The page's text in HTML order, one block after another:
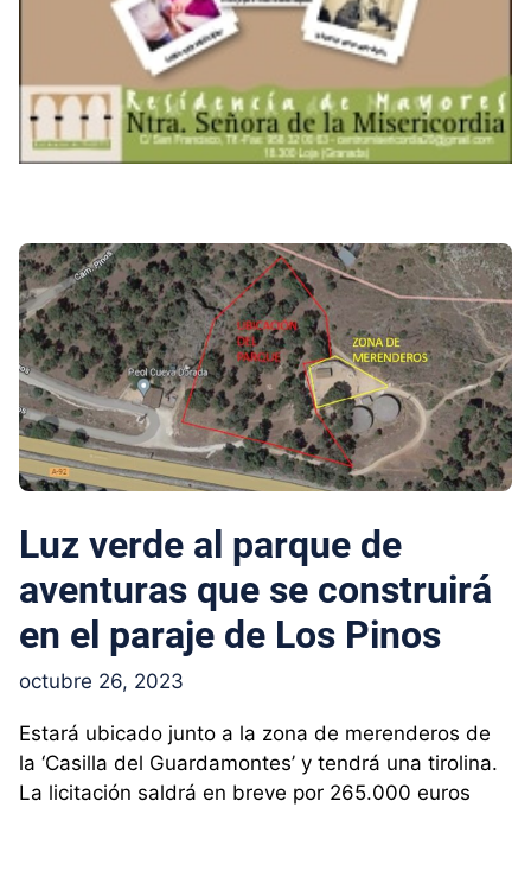
Luz verde al parque de
aventuras que se construirá
en el paraje de Los Pinos
octubre 26, 2023
Estará ubicado junto a la zona de merenderos de
la ‘Casilla del Guardamontes’ y tendrá una tirolina.
La licitación saldrá en breve por 265.000 euros